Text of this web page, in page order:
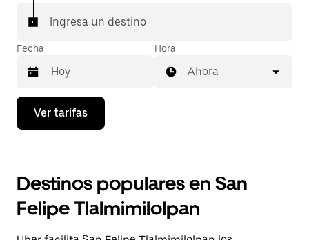
Ingresa un destino
Fecha
Presiona
flecha
interactuar
con
el
calendario
Hora
Ahora
Ver tarifas
Destinos populares en San
Felipe Tlalmimilolpan